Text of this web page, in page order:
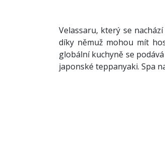
Velassaru, který se
díky němuž mohou mít
globální kuchyně se
japonské teppanyaki. Spa